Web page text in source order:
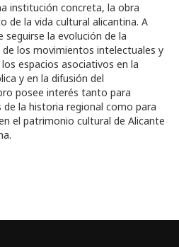
institución concreta, la obra
de la vida cultural alicantina. A
seguirse la evolución de la
los movimientos intelectuales y
espacios asociativos en la
y en la difusión del
posee interés tanto para
la historia regional como para
el patrimonio cultural de Alicante